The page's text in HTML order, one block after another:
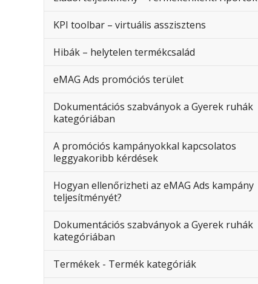
KPI toolbar – virtuális asszisztens
Hibák – helytelen termékcsalád
eMAG Ads promóciós terület
Dokumentációs szabványok a Gyerek ruhák
kategóriában
A promóciós kampányokkal kapcsolatos
leggyakoribb kérdések
Hogyan ellenőrizheti az eMAG Ads kampány
teljesítményét?
Dokumentációs szabványok a Gyerek ruhák
kategóriában
Termékek - Termék kategóriák